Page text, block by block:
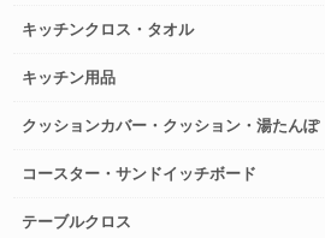
キッチンクロス・タオル
キッチン用品
クッションカバー・クッション・湯たんぽ
コースター・サンドイッチボード
テーブルクロス